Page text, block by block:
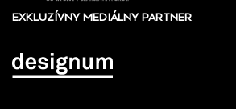
EXKLUZÍVNY MEDIÁLNY PARTNER